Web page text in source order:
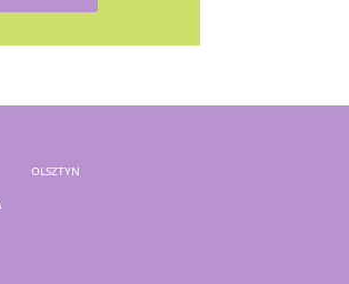
OLSZTYN